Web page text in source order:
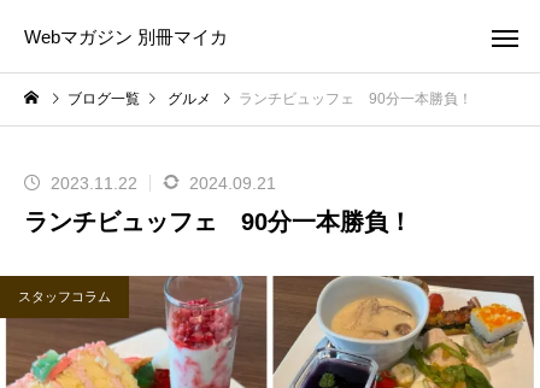
Webマガジン 別冊マイカ
ブログ一覧 グルメ ランチビュッフェ 90分一本勝負！
2023.11.22 2024.09.21
ランチビュッフェ 90分一本勝負！
スタッフコラム